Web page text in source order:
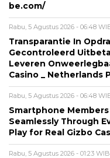
be.com/
Rabu, 5 Agustus 2026 - 06:48
Transparantie In
Gecontroleerd
Leveren
Casino _ Netherlands
Rabu, 5 Agustus 2026 - 06:48
Smartphone
Seamlessly Through
Play for Real Gizbo
Rabu, 5 Agustus 2026 - 01:23 WIB